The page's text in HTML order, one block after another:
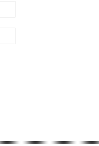
почта:*
Сайт: